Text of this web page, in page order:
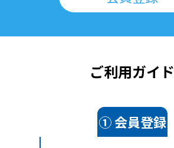
ご利用ガイド
① 会員登録